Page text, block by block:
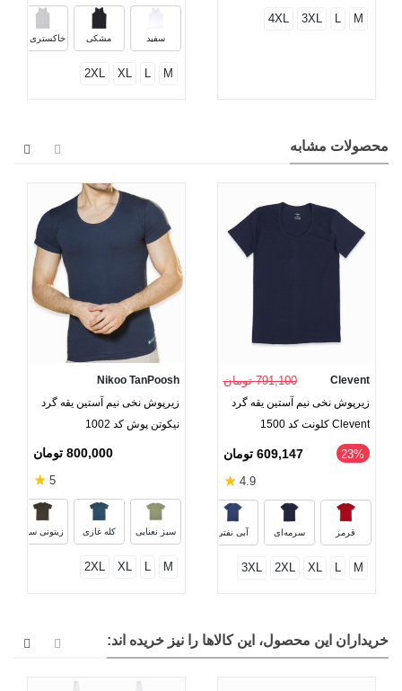
M
L
3XL
4XL
سفید مشکی
M
L
XL
2XL
محصولات مشابه
Clevent 791,100 تومان
زیرپوش نخی نیم آستین یقه گرد
Clevent کلونت کد 1500
‎23% 609,147 تومان
4.9
★
قرمز سرمه‌ای آبی نفتی
خاکستری مشکی
M
L
XL
2XL
3XL
Nikoo TanPoosh
زیرپوش نخی نیم آستین یقه گرد
نیکوتن پوش کد 1002
800,000 تومان
5
★
سبز نعنایی کله غازی زیتونی سیر
M
L
XL
2XL
خریداران این محصول، این کالاها را نیز خریده اند: